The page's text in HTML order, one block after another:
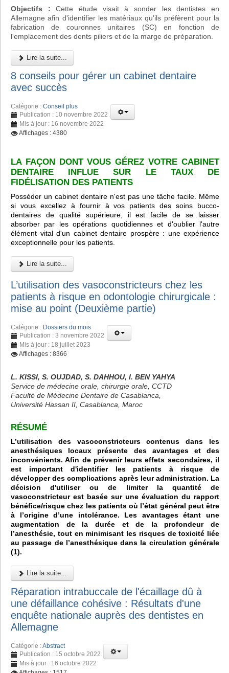
Objectifs : Cette étude visait à sonder les dentistes en
Allemagne afin d'identifier les matériaux qu'ils préfèrent pour la
fabrication de couronnes unitaires (SC) en fonction de
l'emplacement des dents piliers et de la marge de préparation.
Lire la suite...
8 conseils pour gérer un cabinet dentaire
avec succès
Catégorie : Conseil plus
Publication : 10 novembre 2022
Mis à jour : 16 novembre 2022
Affichages : 4380
LA FAÇON DONT VOUS GÉREZ VOTRE CABINET
DENTAIRE INFLUE SUR LE TAUX DE
FIDÉLISATION DES PATIENTS
Posséder un cabinet dentaire n'est pas une tâche facile. Même
si vous excellez à fournir à vos patients des soins bucco-
dentaires de qualité supérieure, il est facile de se laisser
absorber par les opérations quotidiennes et d'oublier l'autre
élément vital d'un cabinet dentaire prospère : une expérience
exceptionnelle pour les patients.
Lire la suite...
L’utilisation des vasoconstricteurs chez les
patients à risque en odontologie chirurgicale :
mise au point (Deuxième partie)
Catégorie : Dossiers du mois
Publication : 3 novembre 2022
Mis à jour : 18 juillet 2023
Affichages : 8366
L. KISSI, S. OUJDAD, S. DAHHOU, I. BEN YAHYA
Service de médecine orale, chirurgie orale, CCTD
Faculté de Médecine Dentaire de Casablanca,
Université Hassan II, Casablanca, Maroc
RÉSUMÉ
L’utilisation des vasoconstricteurs contenus dans les
anesthésiques locaux présente des avantages et des
inconvénients. Afin de prévenir leurs effets secondaires, il
est important d'identifier les patients à risque de
développer des complications après leur administration. La
décision d'utiliser ou de limiter la quantité de
vasoconstricteur est basée sur une évaluation du rapport
bénéfice/risque chez les patients où l’état général peut être
à l’origine d’une intolérance. Les avantages étant une
augmentation de la durée et de la profondeur de
l’anesthésie, tout en minimisant les risques de toxicité liée
au passage de l’anesthésique dans la circulation générale
(1).
Lire la suite...
Réparation intrabuccale de l'écaillage dû à
une défaillance cohésive : Résultats d'une
enquête nationale auprès des dentistes en
Allemagne
Catégorie :Abstract
Publication : 15 octobre 2022
Mis à jour : 16 octobre 2022